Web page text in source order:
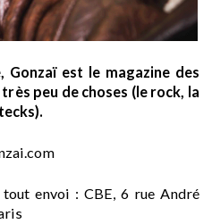
est le magazine des
peu de choses (le rock, la
envoi : CBE, 6 rue André